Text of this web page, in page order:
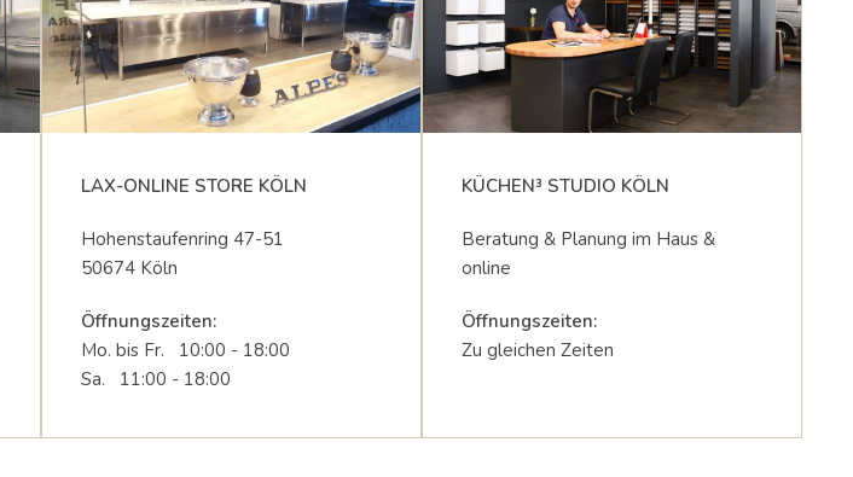
LAX-ONLINE STORE KÖLN
Hohenstaufenring 47-51
50674 Köln
Öffnungszeiten:
Mo. bis Fr. 10:00 - 18:00
Sa. 11:00 - 18:00
KÜCHEN³ STUDIO KÖLN
Beratung & Planung im Haus &
online
Öffnungszeiten:
Zu gleichen Zeiten